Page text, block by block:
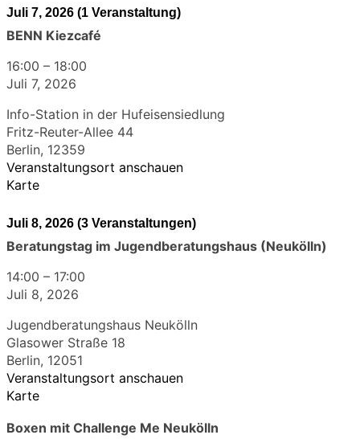
Juli 7, 2026 (1 Veranstaltung)
BENN Kiezcafé
16:00 – 18:00
Juli 7, 2026
Info-Station in der Hufeisensiedlung
Fritz-Reuter-Allee 44
Berlin, 12359
Veranstaltungsort anschauen
Karte
Juli 8, 2026 (3 Veranstaltungen)
Beratungstag im Jugendberatungshaus (Neukölln)
14:00 – 17:00
Juli 8, 2026
Jugendberatungshaus Neukölln
Glasower Straße 18
Berlin, 12051
Veranstaltungsort anschauen
Karte
Boxen mit Challenge Me Neukölln